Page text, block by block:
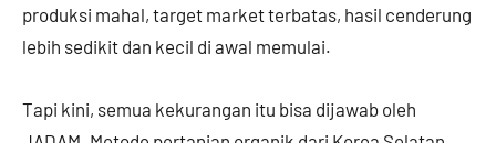
produksi mahal, target market terbatas, hasil cenderung
lebih sedikit dan kecil di awal memulai.
Tapi kini, semua kekurangan itu bisa dijawab oleh